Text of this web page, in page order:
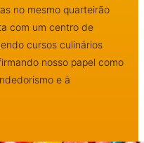
no mesmo quarteirão
com um centro de
cursos culinários
nosso papel como
e à